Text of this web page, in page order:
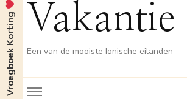
Vakantie
Een van de mooiste Ionische eilanden
Vroegboek Korting